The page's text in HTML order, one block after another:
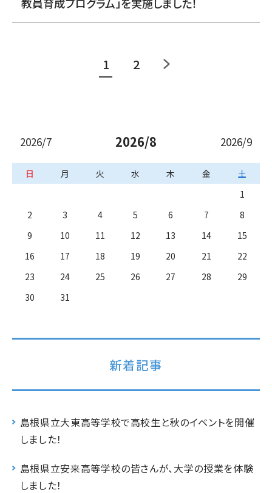
1 2
2026/7 2026/8 2026/9
日 月 火 水 木 金
土
1
2
3 4 5 6 7
8
9
10 11 12 13 14
15
16
17 18 19 20 21
22
23
24 25 26 27 28
29
30
31
新着記事
島根県立大東高等学校で高校生と秋のイベントを開催
しました！
島根県立安来高等学校の皆さんが、大学の授業を体験
しました！